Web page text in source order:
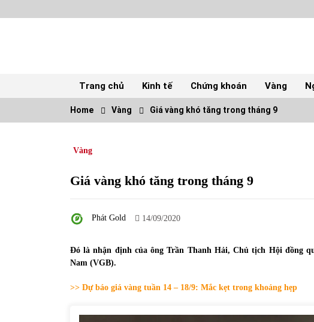
to
Trang chủ Kinh tế Chứng khoán Vàng
TOP
05/07/2022
28,7 tỷ đồng
Phân tích giá tiền điện tử sau ngày thị
Home Vàng Giá vàng khó tăng trong tháng 9
Vàng
Giá vàng khó tăng trong tháng 9
Phát Gold 14/09/2020
Đó là nhận định của ông Trần Thanh Hải, Chủ tịch Hội đồng
Nam (VGB).
>> Dự báo giá vàng tuần 14 – 18/9: Mắc kẹt trong khoảng hẹp